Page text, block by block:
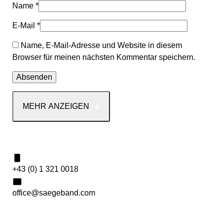
Name *
E-Mail *
Name, E-Mail-Adresse und Website in diesem
Browser für meinen nächsten Kommentar speichern.
MEHR ANZEIGEN
+43 (0) 1 321 0018
office@saegeband.com